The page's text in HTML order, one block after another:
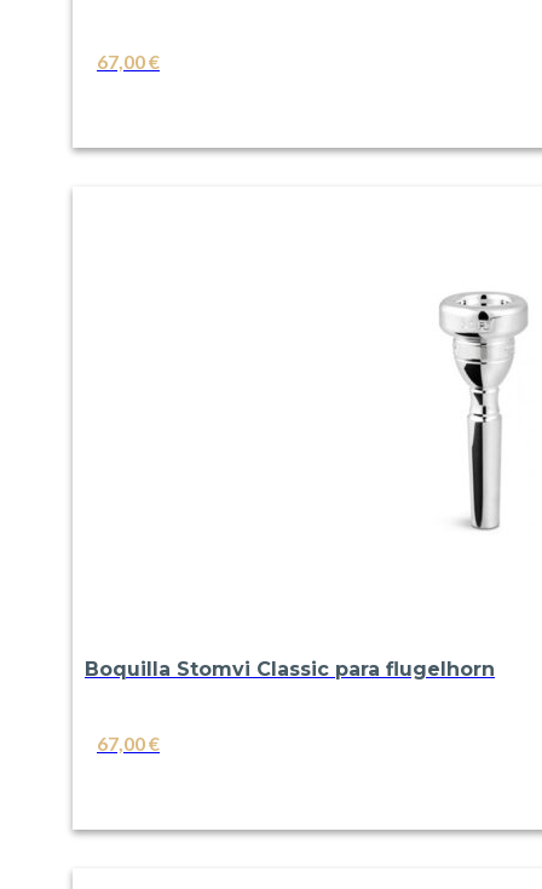
67,00€
Boquilla Stomvi Classic para flugelhorn
67,00€